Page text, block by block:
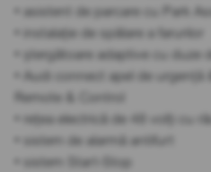
• asistent de parcare cu Park
• instalație de spălare a farurilor
• ștergătoare adaptive cu duze
• Audi connect apel de
Remote & Control
• rețea electrică de 48 volți cu
• sistem de alarmă antifurt
• sistem Start-Stop